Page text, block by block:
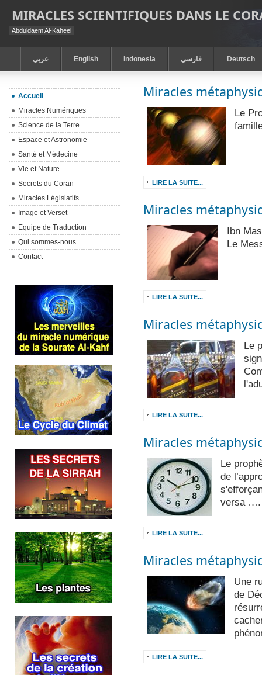
MIRACLES SCIENTIFIQUES DANS LE
Abduldaem Al-Kaheel
عربي English Indonesia فارسي Deutsch
Miracles
Le
LIRE LA SUITE...
Miracles
Ibn
Le
LIRE LA SUITE...
Miracles
Le
LIRE LA SUITE...
Miracles
Le
de
versa ….
LIRE LA SUITE...
Miracles
Une
de
LIRE LA SUITE...
Accueil
Miracles Numériques
Science de la Terre
Espace et Astronomie
Santé et Médecine
Vie et Nature
Secrets du Coran
Miracles Législatifs
Image et Verset
Equipe de Traduction
Qui sommes-nous
Contact